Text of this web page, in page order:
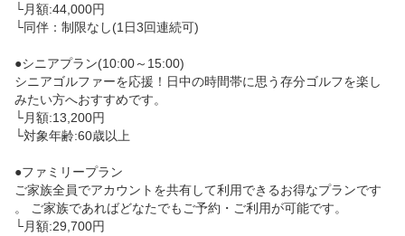
└月額:44,000円
└同伴：制限なし(1日3回連続可)
●シニアプラン(10:00～15:00)
シニアゴルファーを応援！日中の時間帯に思う存分ゴルフを楽し
みたい方へおすすめです。
└月額:13,200円
└対象年齢:60歳以上
●ファミリープラン
ご家族全員でアカウントを共有して利用できるお得なプランです
。 ご家族であればどなたでもご予約・ご利用が可能です。
└月額:29,700円